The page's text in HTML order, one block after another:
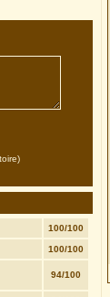
100/100
100/100
94/100